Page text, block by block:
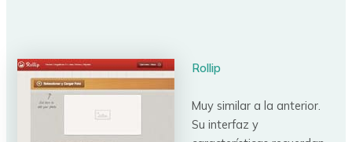
Rollip
Muy similar a la anterior.
Su interfaz y